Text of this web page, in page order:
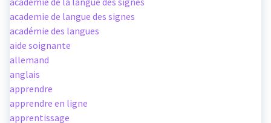
academie de langue des signes
académie des langues
aide soignante
allemand
anglais
apprendre
apprendre en ligne
apprentissage